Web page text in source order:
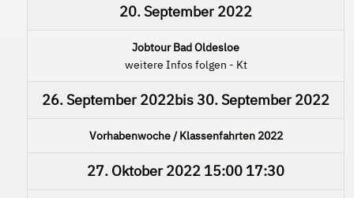
20. September 2022
Jobtour Bad Oldesloe
weitere Infos folgen - Kt
26. September 2022bis30. September 2022
Vorhabenwoche / Klassenfahrten 2022
27. Oktober 2022 15:00 17:30